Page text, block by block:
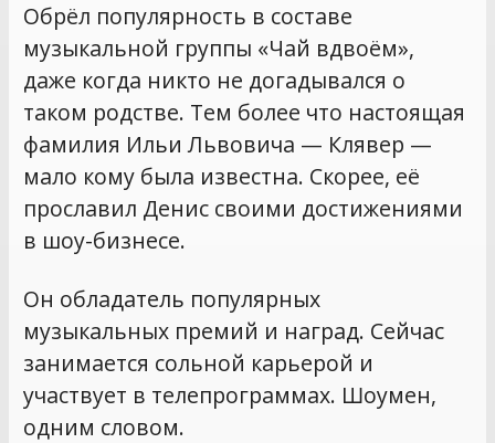
Обрёл популярность в составе
музыкальной группы «Чай вдвоём»,
даже когда никто не догадывался о
таком родстве. Тем более что настоящая
фамилия Ильи Львовича — Клявер —
мало кому была известна. Скорее, её
прославил Денис своими достижениями
в шоу-бизнесе.
Он обладатель популярных
музыкальных премий и наград. Сейчас
занимается сольной карьерой и
участвует в телепрограммах. Шоумен,
одним словом.